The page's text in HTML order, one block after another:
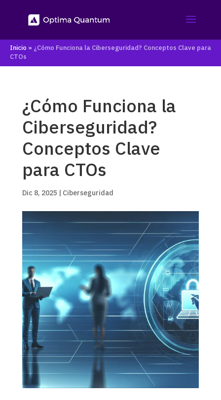
Inicio » ¿Cómo Funciona la Ciberseguridad? Conceptos Clave para
CTOs
¿Cómo Funciona la
Ciberseguridad?
Conceptos Clave
para CTOs
Dic 8, 2025 | Ciberseguridad